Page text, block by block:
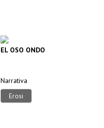
EL OSO ONDO
Narrativa
Erosi